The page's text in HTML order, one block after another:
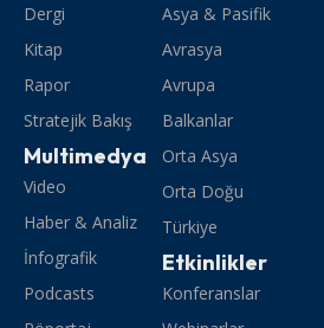
Dergi
Kitap
Rapor
Stratejik Bakış
Multimedya
Video
Haber & Analiz
İnfografik
Podcasts
Asya & Pasifik
Avrasya
Avrupa
Balkanlar
Orta Asya
Orta Doğu
Türkiye
Etkinlikler
Konferanslar